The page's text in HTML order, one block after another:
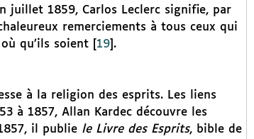
juillet 1859, Carlos Leclerc signifie, par
remerciements à tous ceux qui
qu’ils soient[ 19] .
à la religion des esprits. Les liens
à 1857, Allan Kardec découvre les
il publie le Livre des Esprits, bible de